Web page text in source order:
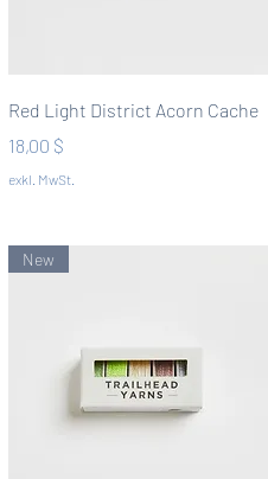
Schnellansicht
Red Light District Acorn Cache
Preis
18,00 $
exkl. MwSt.
New